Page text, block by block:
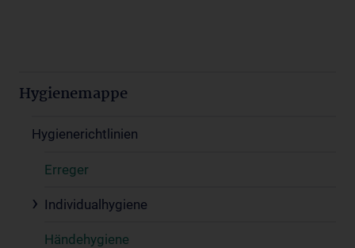
Hygienemappe
Hygienerichtlinien
Erreger
Individualhygiene
Händehygiene